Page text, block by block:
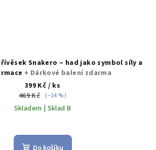
Snakero – had jako symbol síly a
+ Dárkové balení zdarma
399 Kč / ks
469 Kč (–14 %)
Skladem | Sklad B